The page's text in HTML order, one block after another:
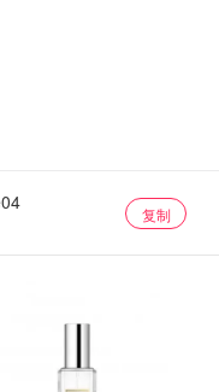
复制